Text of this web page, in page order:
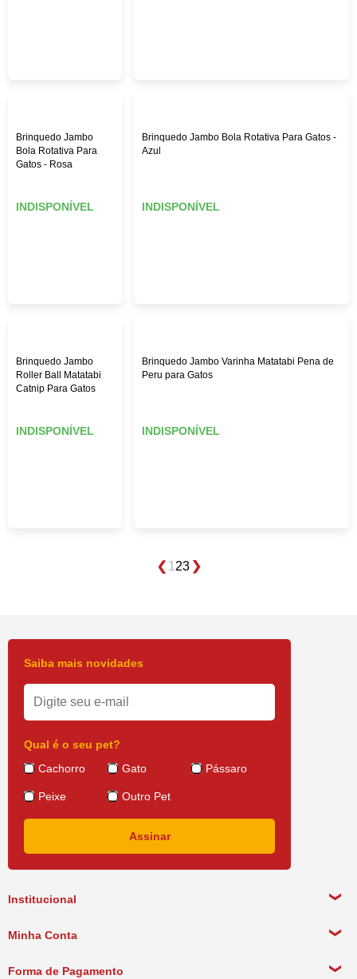
Brinquedo Jambo
Bola Rotativa Para
Gatos - Rosa
INDISPONÍVEL
Brinquedo Jambo Bola Rotativa Para Gatos -
Azul
INDISPONÍVEL
Brinquedo Jambo
Roller Ball Matatabi
Catnip Para Gatos
INDISPONÍVEL
Brinquedo Jambo Varinha Matatabi Pena de
Peru para Gatos
INDISPONÍVEL
1 23
Institucional
Minha Conta
Forma de Pagamento
Saiba mais novidades
Qual é o seu pet?
Cachorro
Gato Pássaro
Peixe Outro Pet